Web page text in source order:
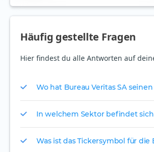
Häufig gestellte Fragen
Hier findest du alle Antworten auf
Wo hat Bureau Veritas SA
In welchem Sektor befindet sich
Was ist das Tickersymbol für die